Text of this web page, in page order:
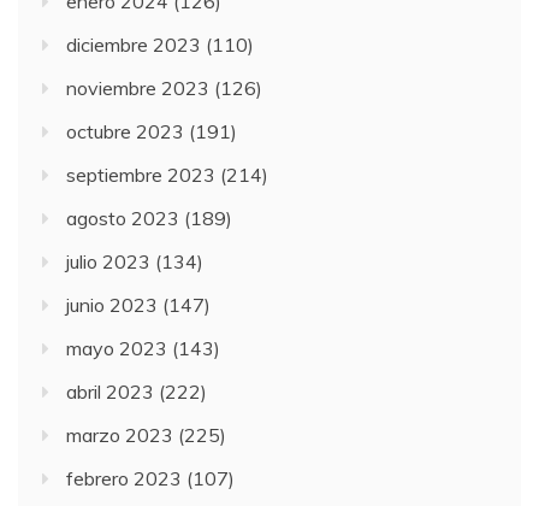
diciembre 2023 (110)
noviembre 2023 (126)
octubre 2023 (191)
septiembre 2023 (214)
agosto 2023 (189)
julio 2023 (134)
junio 2023 (147)
mayo 2023 (143)
abril 2023 (222)
marzo 2023 (225)
febrero 2023 (107)